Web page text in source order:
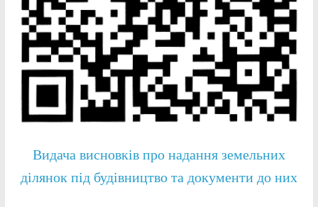
Видача висновків про надання земельних
ділянок під будівництво та документи до них